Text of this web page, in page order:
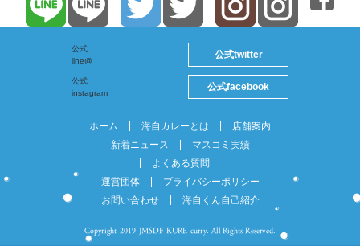
公式
line@
公式twitter
公式
instagram
公式facebook
ホーム 海自カレーとは
店舗案内
新着ニュース
マスコミ実績
よくある質問
運営団体
プライバシーポリシー
お問い合わせ
海自くん自己紹介
Copyright 2019 JMSDF KURE curry. All Rights Reserved.